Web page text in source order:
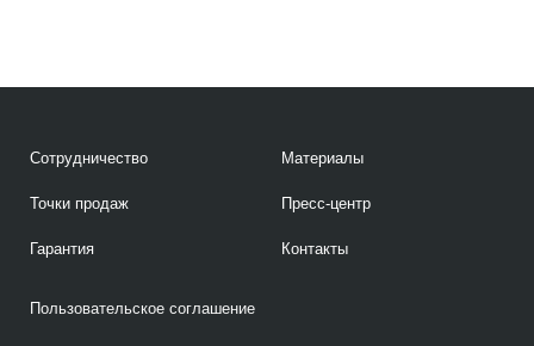
Сотрудничество
Точки продаж
Гарантия
Материалы
Пресс-центр
Контакты
Пользовательское соглашение